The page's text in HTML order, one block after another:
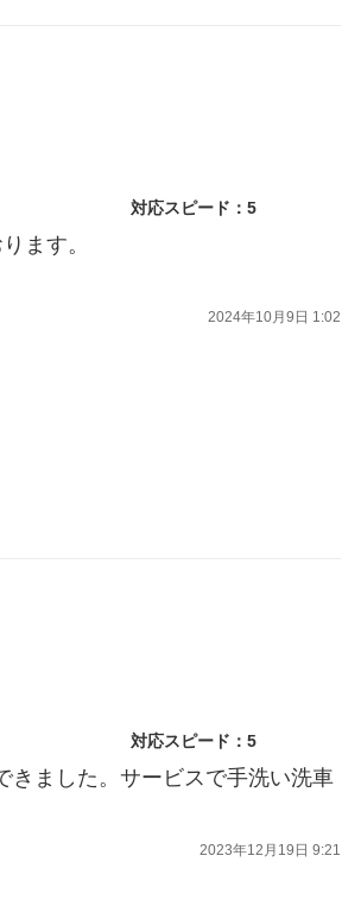
対応スピード：5
ます。
2024年10月9日 1:02
しくお願い致します。
対応スピード：5
きました。サービスで手洗い洗車
2023年12月19日 9:21